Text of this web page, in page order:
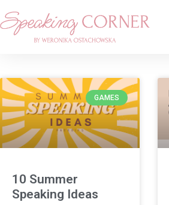
GAMES
10 Summer
Speaking Ideas